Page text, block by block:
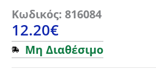
Κωδικός: 816084
12.20€
Μη Διαθέσιμο